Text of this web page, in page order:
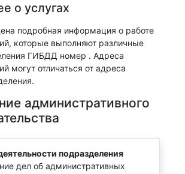
о услугах
подробная информация о работе
которые выполняют различные
ГИБДД номер . Адреса
могут отличаться от адреса
административного
подразделения
дел об административных